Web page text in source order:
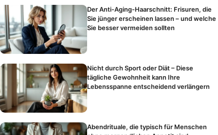
Der Anti-Aging-Haarschnitt: Frisuren, die
Sie jünger erscheinen lassen – und welche
Sie besser vermeiden sollten
Nicht durch Sport oder Diät – Diese
tägliche Gewohnheit kann Ihre
Lebensspanne entscheidend verlängern
Abendrituale, die typisch für Menschen